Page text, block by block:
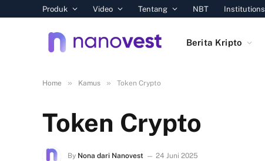
Produk Video Tentang NBT Institutions
Berita Kripto
Home » Kamus » Token Crypto
Token Crypto
By Nona dari Nanovest 24 Juni 2025